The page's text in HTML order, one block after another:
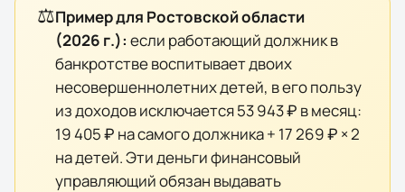
⚖️Пример для Ростовской области
(2026 г.): если работающий должник в
банкротстве воспитывает двоих
несовершеннолетних детей, в его пользу
из доходов исключается53 943 ₽ в месяц:
19 405 ₽ на самого должника + 17 269 ₽ × 2
на детей. Эти деньги финансовый
управляющий обязан выдавать